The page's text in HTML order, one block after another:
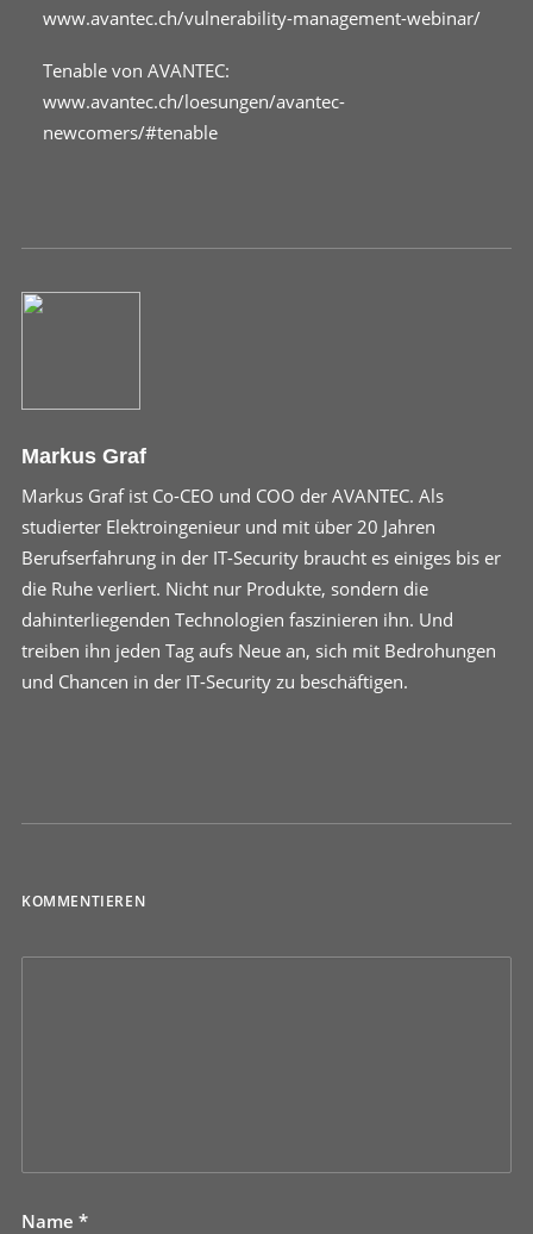
www.avantec.ch/vulnerability-management-webinar/
Tenable von AVANTEC:
www.avantec.ch/loesungen/avantec-
newcomers/#tenable
Markus Graf
Markus Graf ist Co-CEO und COO der AVANTEC. Als
studierter Elektroingenieur und mit über 20 Jahren
Berufserfahrung in der IT-Security braucht es einiges bis er
die Ruhe verliert. Nicht nur Produkte, sondern die
dahinterliegenden Technologien faszinieren ihn. Und
treiben ihn jeden Tag aufs Neue an, sich mit Bedrohungen
und Chancen in der IT-Security zu beschäftigen.
KOMMENTIEREN
Name *